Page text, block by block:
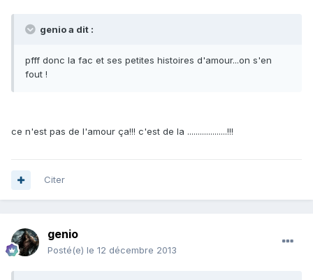
genio a dit :
pfff donc la fac et ses petites histoires d'amour...on s'en
fout !
ce n'est pas de l'amour ça!!! c'est de la ...................!!!
Citer
genio
Posté(e) le 12 décembre 2013